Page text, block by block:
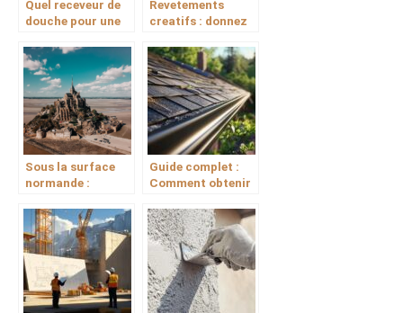
Quel receveur de
douche pour une
Revetements
creatifs : donnez
Sous la surface
normande :
étude de sol
Guide complet :
Comment obtenir
gouttières et
descentes de toit
pour votre
rénovation